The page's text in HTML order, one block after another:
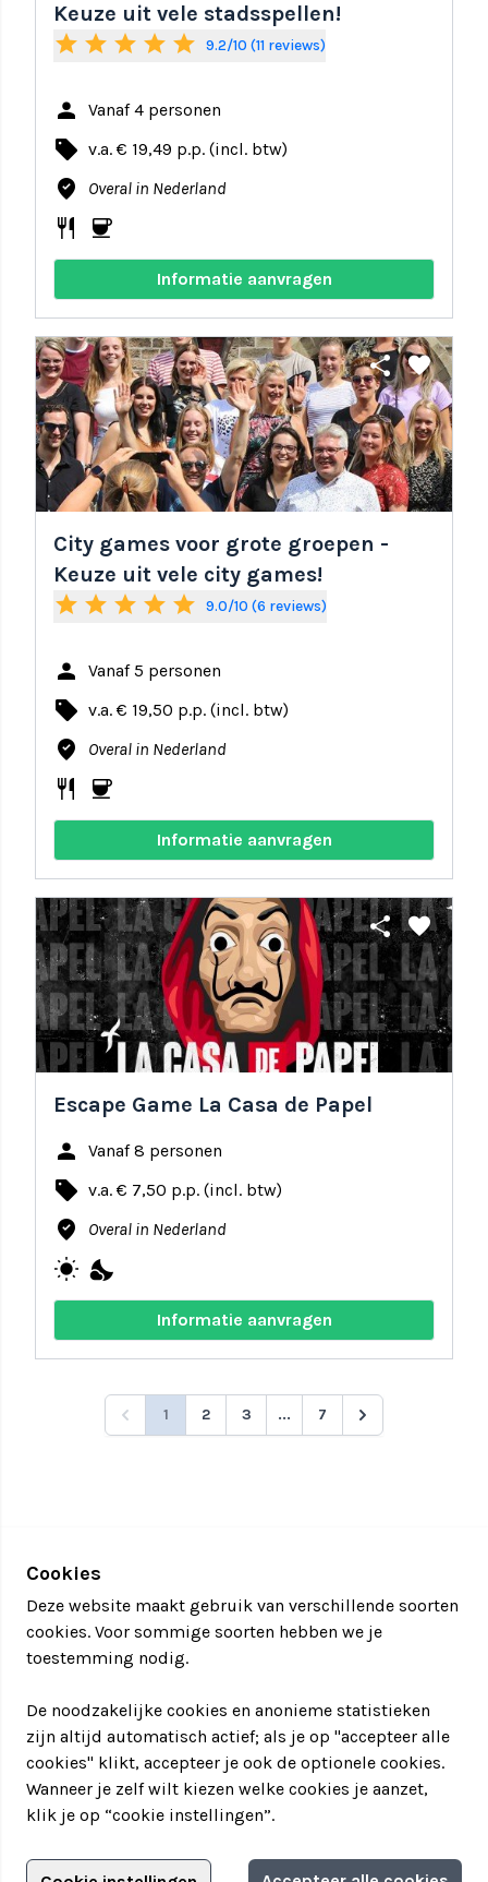
Keuze uit vele stadsspellen!
star star star star star 9.2/10 (11 reviews)
person Vanaf 4 personen
local_offer v.a. € 19,49 p.p. (incl. btw)
where_to_vote Overal in Nederland
restaurant coffee
Informatie aanvragen
share favorite
City games voor grote groepen -
Keuze uit vele city games!
star star star star star 9.0/10 (6 reviews)
person Vanaf 5 personen
local_offer v.a. € 19,50 p.p. (incl. btw)
where_to_vote Overal in Nederland
restaurant coffee
Informatie aanvragen
share favorite
Escape Game La Casa de Papel
person Vanaf 8 personen
local_offer v.a. € 7,50 p.p. (incl. btw)
where_to_vote Overal in Nederland
wb_sunny nights_stay
Informatie aanvragen
1 2 3 ... 7
Adverteren?
Cookies
Deze website maakt gebruik van verschillende soorten
cookies. Voor sommige soorten hebben we je
toestemming nodig.
De noodzakelijke cookies en anonieme statistieken
zijn altijd automatisch actief; als je op "accepteer alle
cookies" klikt, accepteer je ook de optionele cookies.
Wanneer je zelf wilt kiezen welke cookies je aanzet,
klik je op “cookie instellingen”.